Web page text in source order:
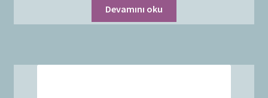
Devamını oku